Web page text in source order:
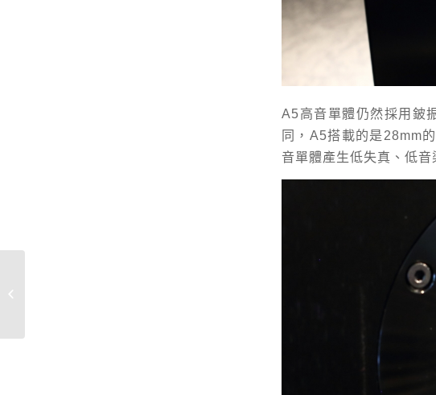
A5高音單體仍然採用鈹
同，A5搭載的是28mm
音單體產生低失真、低音